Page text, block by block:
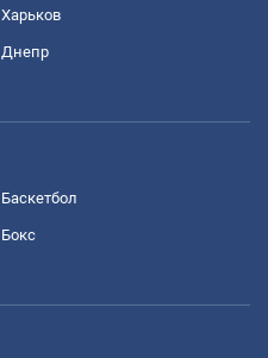
Харьков
Днепр
Баскетбол
Бокс